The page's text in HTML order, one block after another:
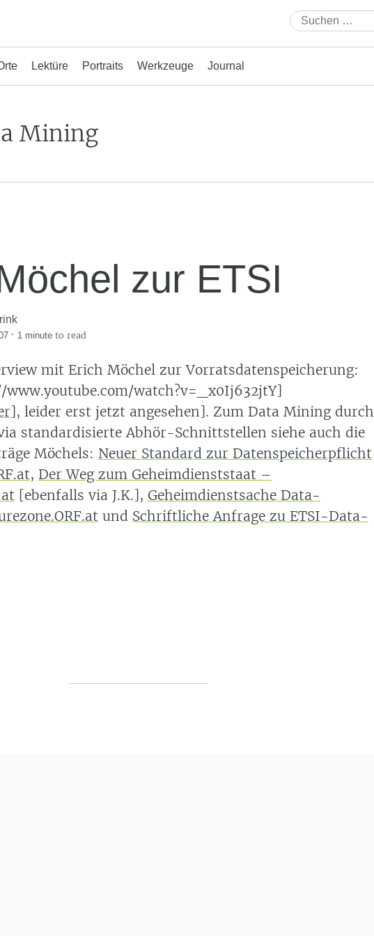
Suchen
nach:
Lektüre Portraits Werkzeuge Journal
Mining
zur ETSI
· 1 minute to read
mit Erich Möchel zur Vorratsdatenspeicherung:
watch?v=_x0Ij632jtY]
], leider erst jetzt angesehen]. Zum Data Mining durch
standardisierte Abhör-Schnittstellen siehe auch die
Möchels: Neuer Standard zur Datenspeicherpflicht
, Der Weg zum Geheimdienststaat –
[ebenfalls via J.K.], Geheimdienstsache Data-
und Schriftliche Anfrage zu ETSI-Data-